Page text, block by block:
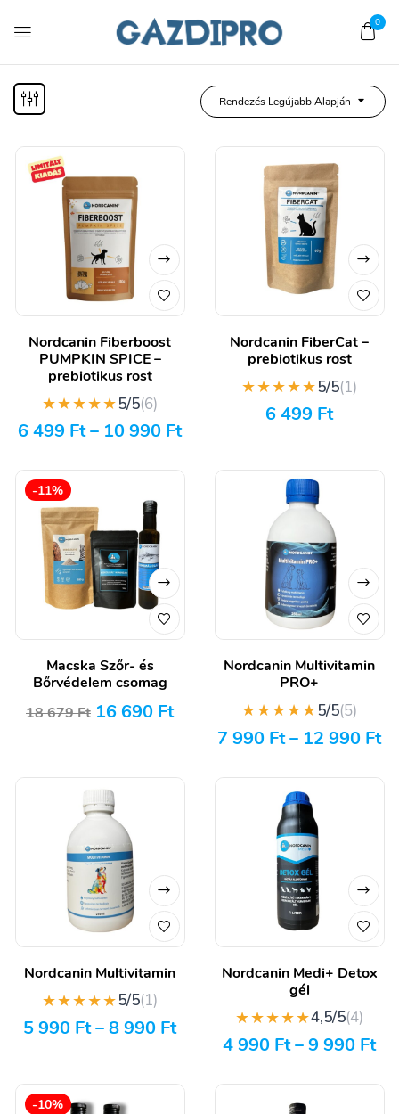
0
Rendezés Legújabb Alapján
Nordcanin Fiberboost
PUMPKIN SPICE –
prebiotikus rost
★★★★★5/5(6)
6 499 Ft– 10 990 Ft
Nordcanin FiberCat –
prebiotikus rost
★★★★★5/5(1)
6 499 Ft
-11%
Macska Szőr- és
Bőrvédelem csomag
18 679Ft 16 690 Ft
Nordcanin Multivitamin
PRO+
★★★★★5/5(5)
7 990 Ft– 12 990 Ft
Nordcanin Multivitamin
★★★★★5/5(1)
5 990 Ft–8 990 Ft
Nordcanin Medi+ Detox
gél
★★★★★4,5/5(4)
4 990 Ft–9 990 Ft
-10%